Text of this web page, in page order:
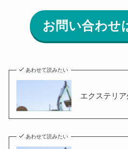
お問い合わせ
あわせて読みたい
エクステリア
あわせて読みたい